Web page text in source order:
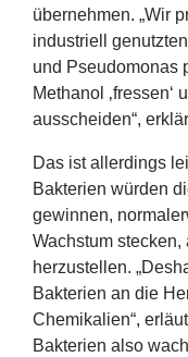
übernehmen. „Wir
industriell
und Pseudomonas
Methanol ‚fressen‘
ausscheiden“,
Das ist allerdings
Bakterien würden
gewinnen,
Wachstum
herzustellen. „
Bakterien an die
Chemikalien“,
Bakterien also